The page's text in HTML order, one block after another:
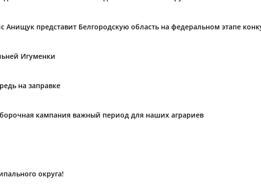
Анищук представит Белгородскую область на федеральном этапе
Игуменки
на заправке
кампания важный период для наших аграриев
округа!